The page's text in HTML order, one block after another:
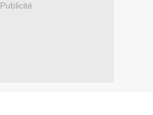
Publicité